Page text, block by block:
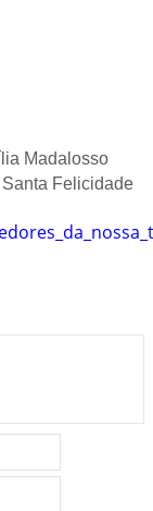
Madalosso
Felicidade